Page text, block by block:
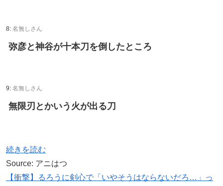
8: 名無しさん
弥彦と神谷が十本刀を倒したところ
9: 名無しさん
無限刃とかいう火が出る刀
続きを読む
Source: アニはつ
【衝撃】るろうに剣心で「いやそうはならないだろ…」っ